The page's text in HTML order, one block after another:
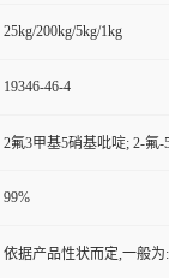
25kg/200kg/5kg/1kg
19346-46-4
2氟3甲基5硝基吡啶; 2-氟
99%
依据产品性状而定,一般